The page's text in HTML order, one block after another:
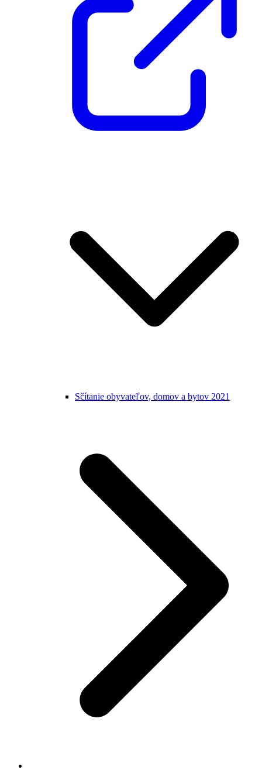
Sčítanie obyvateľov, domov a bytov 2021